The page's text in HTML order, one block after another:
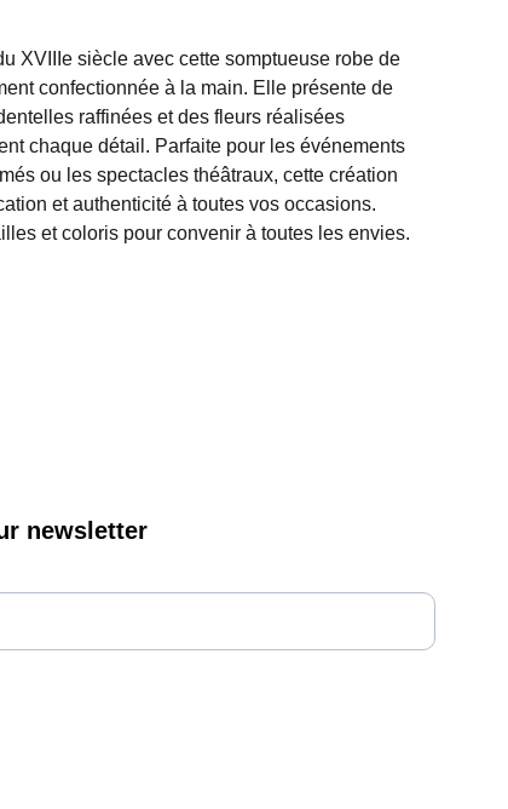
XVIIIe siècle avec cette somptueuse robe de
confectionnée à la main. Elle présente de
raffinées et des fleurs réalisées
chaque détail. Parfaite pour les événements
ou les spectacles théâtraux, cette création
et authenticité à toutes vos occasions.
et coloris pour convenir à toutes les envies.
newsletter